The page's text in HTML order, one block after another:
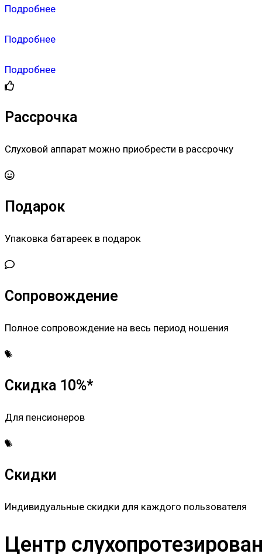
Подробнее
Подробнее
Подробнее
Рассрочка
Слуховой аппарат можно приобрести в рассрочку
Подарок
Упаковка батареек в подарок
Сопровождение
Полное сопровождение на весь период ношения
Скидка 10%*
Для пенсионеров
Скидки
Индивидуальные скидки для каждого пользователя
Центр